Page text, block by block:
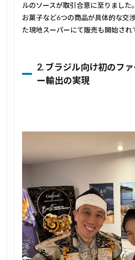
ルのソースが取引合意に至りました
お菓子など6つの商品が具体的な交
た現地スーパーにて販売も開始され
2. ブラジル向け初のフ
ー輸出の実現